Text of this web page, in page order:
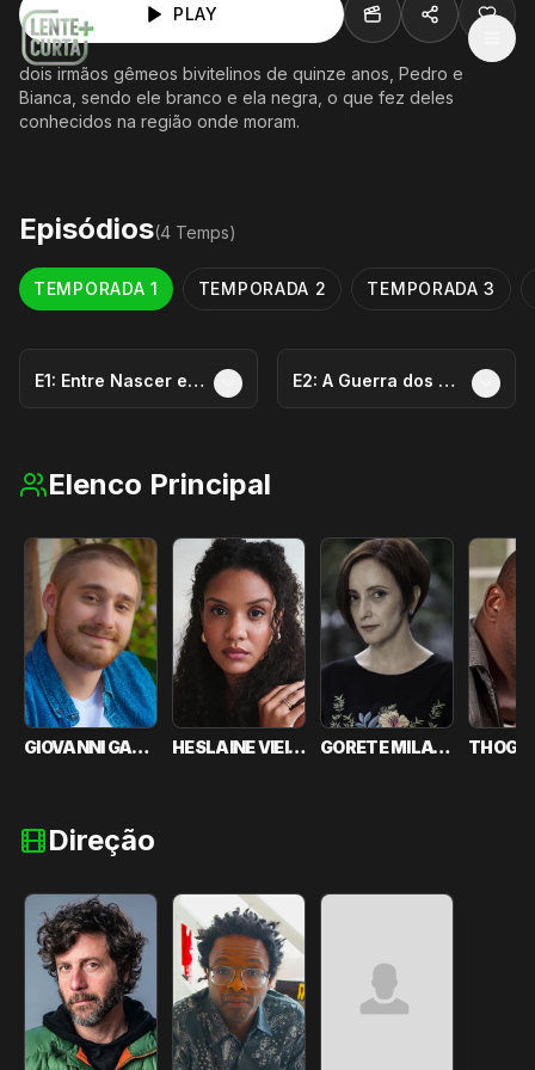
PLAY
dois irmãos gêmeos bivitelinos de quinze anos, Pedro e
Bianca, sendo ele branco e ela negra, o que fez deles
conhecidos na região onde moram.
Episódios(4 Temps)
TEMPORADA 1 TEMPORADA 2 TEMPORADA3
E1: Entre Nascer e Morrer, a Gente Cresce! E2: A Guerra dos Quartos
Elenco Principal
GIOVANNI GALLO HESLAINE VIEIRA GORETE MILAGRES
Direção